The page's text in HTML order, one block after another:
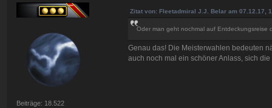
Beiträge: 18.522
Zitat von: Fleetadmiral J.J. Belar am 07.12.17,
Oder man geht nochmal auf Entdeckungsreise
Genau das! Die Meisterwahlen bedeuten
auch noch mal ein schöner Anlass, sich